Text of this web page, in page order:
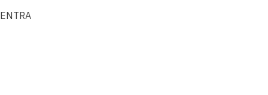
ENTRA